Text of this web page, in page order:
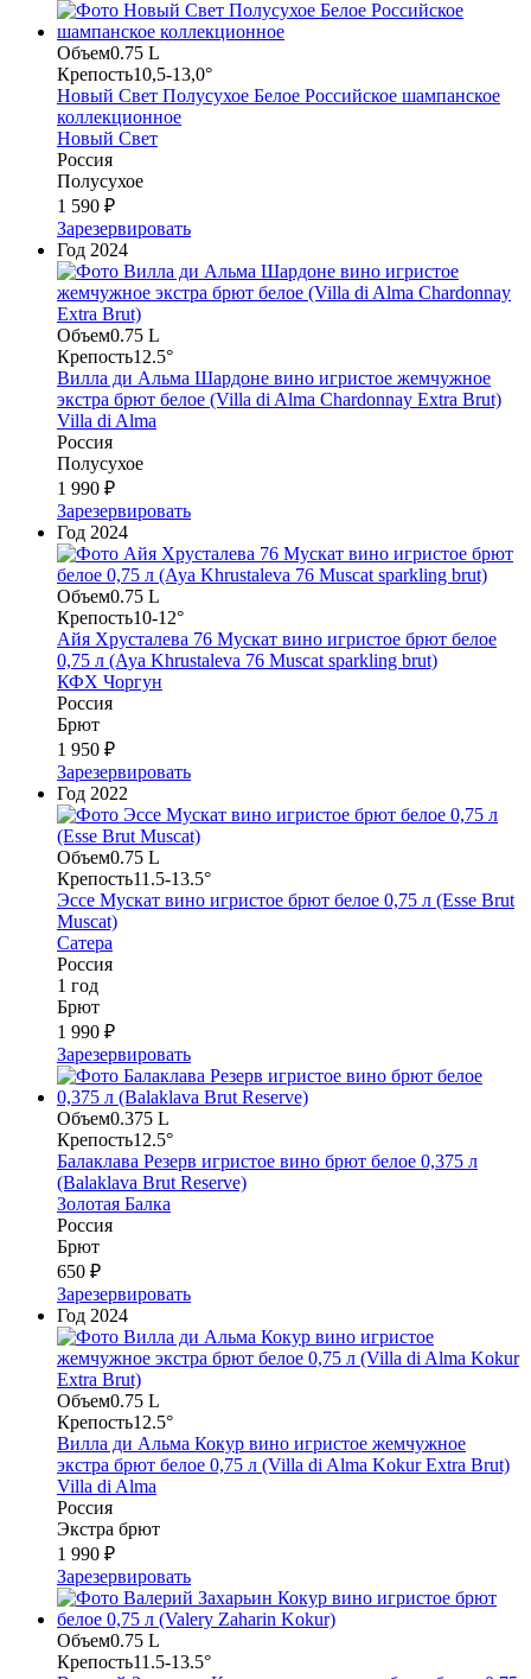
Объем0.75 L
Крепость10,5-13,0°
Новый Свет Полусухое Белое Российское шампанское
коллекционное
Новый Свет
Россия
Полусухое
1 590 ₽
Зарезервировать
Год 2024
Объем0.75 L
Крепость12.5°
Вилла ди Альма Шардоне вино игристое жемчужное
экстра брют белое (Villa di Alma Chardonnay Extra Brut)
Villa di Alma
Россия
Полусухое
1 990 ₽
Зарезервировать
Год 2024
Объем0.75 L
Крепость10-12°
Айя Хрусталева 76 Мускат вино игристое брют белое
0,75 л (Aya Khrustaleva 76 Muscat sparkling brut)
КФХ Чоргун
Россия
Брют
1 950 ₽
Зарезервировать
Год 2022
Объем0.75 L
Крепость11.5-13.5°
Эссе Мускат вино игристое брют белое 0,75 л (Esse Brut
Muscat)
Сатера
Россия
1 год
Брют
1 990 ₽
Зарезервировать
Объем0.375 L
Крепость12.5°
Балаклава Резерв игристое вино брют белое 0,375 л
(Balaklava Brut Reserve)
Золотая Балка
Россия
Брют
650 ₽
Зарезервировать
Год 2024
Объем0.75 L
Крепость12.5°
Вилла ди Альма Кокур вино игристое жемчужное
экстра брют белое 0,75 л (Villa di Alma Kokur Extra Brut)
Villa di Alma
Россия
Экстра брют
1 990 ₽
Зарезервировать
Объем0.75 L
Крепость11.5-13.5°